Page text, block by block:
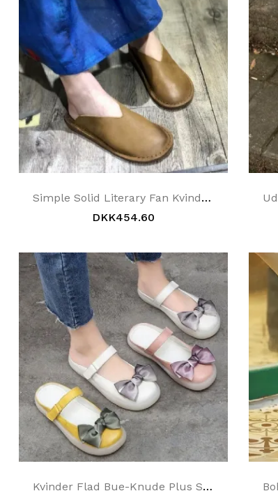
Simple Solid Literary Fan Kvinde Fladbund Hjemmesko Lædersko
DKK454.60
Kvinder Flad Bue-Knude Plus Størrelse 34-43 Casual Velcro Hjemmesko